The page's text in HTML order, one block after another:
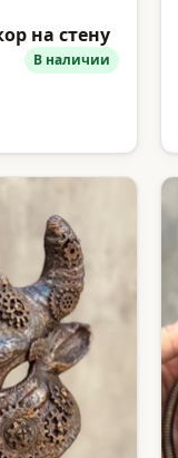
на стену
В наличии